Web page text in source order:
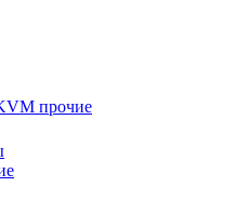
прочие